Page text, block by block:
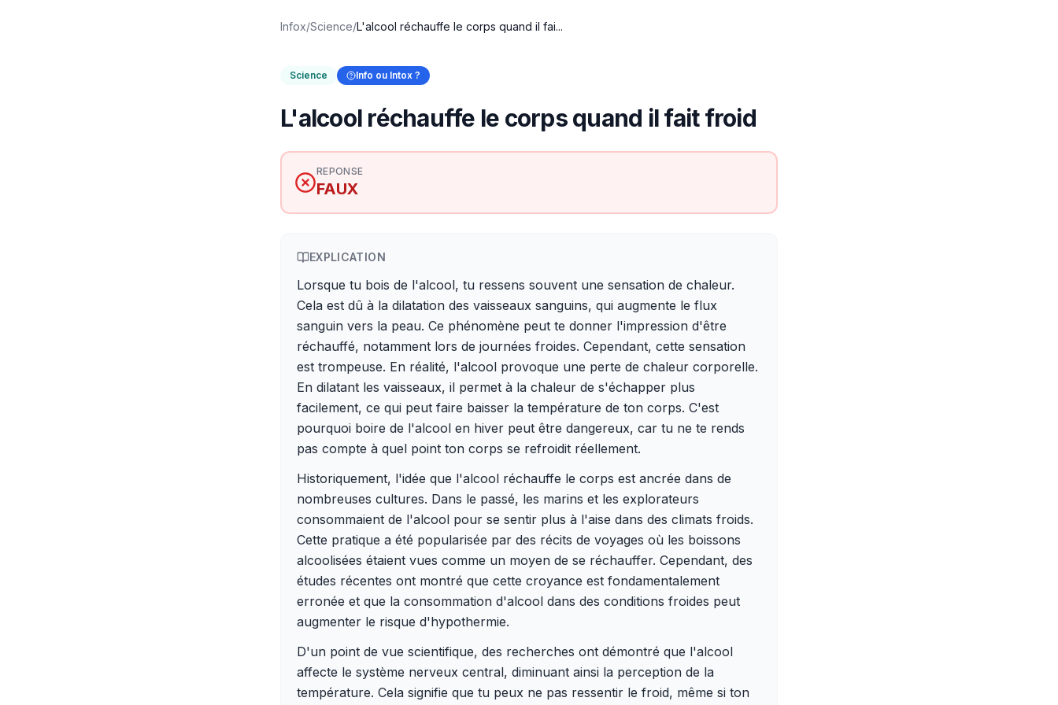
Infox/Science/L'alcool réchauffe le corps quand il fai...
Science Info ou Intox ?
L'alcool réchauffe le corps quand il fait froid
REPONSE
FAUX
EXPLICATION
Lorsque tu bois de l'alcool, tu ressens souvent une sensation de chaleur.
Cela est dû à la dilatation des vaisseaux sanguins, qui augmente le flux
sanguin vers la peau. Ce phénomène peut te donner l'impression d'être
réchauffé, notamment lors de journées froides. Cependant, cette sensation
est trompeuse. En réalité, l'alcool provoque une perte de chaleur corporelle.
En dilatant les vaisseaux, il permet à la chaleur de s'échapper plus
facilement, ce qui peut faire baisser la température de ton corps. C'est
pourquoi boire de l'alcool en hiver peut être dangereux, car tu ne te rends
pas compte à quel point ton corps se refroidit réellement.
Historiquement, l'idée que l'alcool réchauffe le corps est ancrée dans de
nombreuses cultures. Dans le passé, les marins et les explorateurs
consommaient de l'alcool pour se sentir plus à l'aise dans des climats froids.
Cette pratique a été popularisée par des récits de voyages où les boissons
alcoolisées étaient vues comme un moyen de se réchauffer. Cependant, des
études récentes ont montré que cette croyance est fondamentalement
erronée et que la consommation d'alcool dans des conditions froides peut
augmenter le risque d'hypothermie.
D'un point de vue scientifique, des recherches ont démontré que l'alcool
affecte le système nerveux central, diminuant ainsi la perception de la
température. Cela signifie que tu peux ne pas ressentir le froid, même si ton